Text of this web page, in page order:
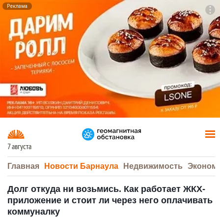
Реклама
7 августа
Главная Новости Барнаула Недвижимость
Долг откуда ни возьмись. Как работает ЖКХ-
приложение и стоит ли через него оплачивать
коммуналку